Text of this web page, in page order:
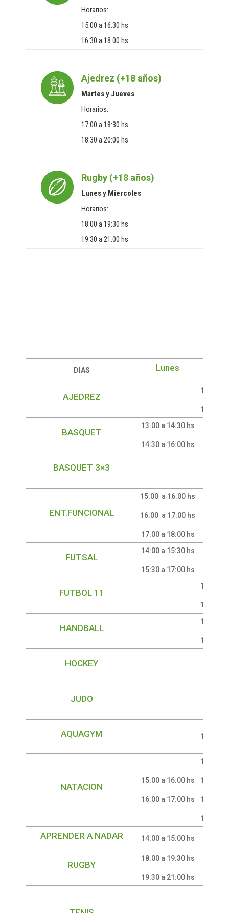
Horarios:
15:00 a 16:30 hs
16:30 a 18:00 hs
Ajedrez (+18 años)
Martes y Jueves
Horarios:
17:00 a 18:30 hs
18:30 a 20:00 hs
Rugby (+18 años)
Lunes y Miercoles
Horarios:
18:00 a 19:30 hs
19:30 a 21:00 hs
DIAS Lunes
AJEDREZ
17:00 a
18:30 a
BASQUET
13:00 a 14:30 hs
14:30 a 16:00 hs
BASQUET 3×3
ENT.FUNCIONAL
15:00 a 16:00 hs
16:00 a 17:00 hs
17:00 a 18:00 hs
FUTSAL
14:00 a 15:30 hs
15:30 a 17:00 hs
FUTBOL 11
13:30 a
15:00 a
HANDBALL
15:00 a
16:30 a
HOCKEY
JUDO
AQUAGYM 14:00 a
NATACION
15:00 a 16:00 hs
16:00 a 17:00 hs
11:00 a
12:00 a
15:00 a
16:00 a
APRENDER A NADAR 14:00 a 15:00 hs
RUGBY
18:00 a 19:30 hs
19:30 a 21:00 hs